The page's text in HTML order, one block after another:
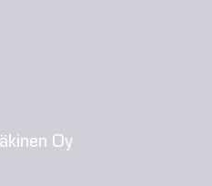
Oy